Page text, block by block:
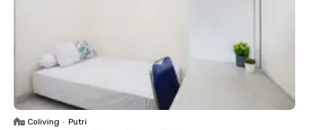
Coliving • Putri